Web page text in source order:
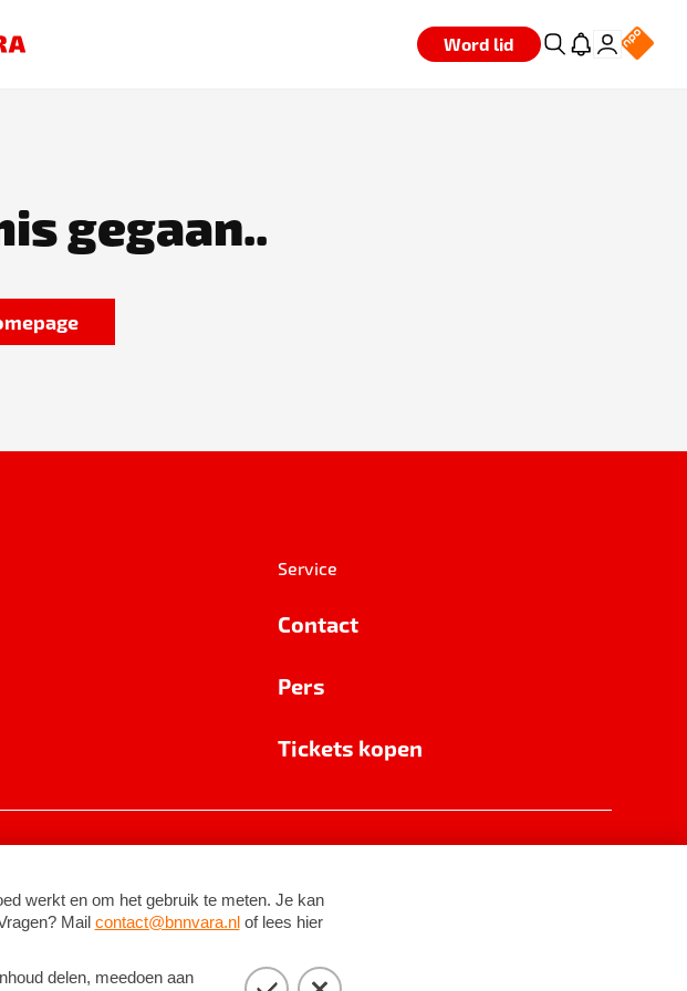
Word lid
gegaan..
Service
Contact
Pers
Tickets kopen